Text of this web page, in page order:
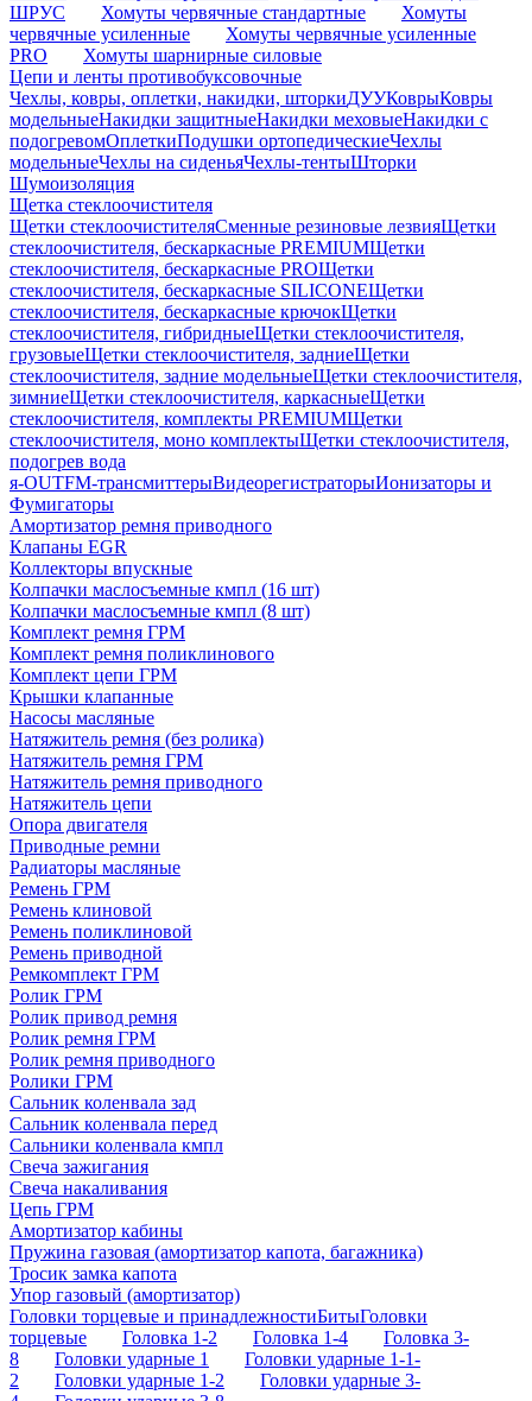
ШРУС
Хомуты червячные стандартные
Хомуты
червячные усиленные
Хомуты червячные усиленные
PRO
Хомуты шарнирные силовые
Цепи и ленты противобуксовочные
Чехлы, ковры, оплетки, накидки, шторкиДУУКоврыКовры
модельныеНакидки защитныеНакидки меховыеНакидки с
подогревомОплеткиПодушки ортопедическиеЧехлы
модельныеЧехлы на сиденьяЧехлы-тентыШторки
Шумоизоляция
Щетка стеклоочистителя
Щетки стеклоочистителяСменные резиновые лезвияЩетки
стеклоочистителя, бескаркасные PREMIUMЩетки
стеклоочистителя, бескаркасные PROЩетки
стеклоочистителя, бескаркасные SILICONEЩетки
стеклоочистителя, бескаркасные крючокЩетки
стеклоочистителя, гибридныеЩетки стеклоочистителя,
грузовыеЩетки стеклоочистителя, задниеЩетки
стеклоочистителя, задние модельныеЩетки стеклоочистителя,
зимниеЩетки стеклоочистителя, каркасныеЩетки
стеклоочистителя, комплекты PREMIUMЩетки
стеклоочистителя, моно комплектыЩетки стеклоочистителя,
подогрев вода
я-OUTFM-трансмиттерыВидеорегистраторыИонизаторы и
Фумигаторы
Амортизатор ремня приводного
Клапаны EGR
Коллекторы впускные
Колпачки маслосъемные кмпл (16 шт)
Колпачки маслосъемные кмпл (8 шт)
Комплект ремня ГРМ
Комплект ремня поликлинового
Комплект цепи ГРМ
Крышки клапанные
Насосы масляные
Натяжитель ремня (без ролика)
Натяжитель ремня ГРМ
Натяжитель ремня приводного
Натяжитель цепи
Опора двигателя
Приводные ремни
Радиаторы масляные
Ремень ГРМ
Ремень клиновой
Ремень поликлиновой
Ремень приводной
Ремкомплект ГРМ
Ролик ГРМ
Ролик привод ремня
Ролик ремня ГРМ
Ролик ремня приводного
Ролики ГРМ
Сальник коленвала зад
Сальник коленвала перед
Сальники коленвала кмпл
Свеча зажигания
Свеча накаливания
Цепь ГРМ
Амортизатор кабины
Пружина газовая (амортизатор капота, багажника)
Тросик замка капота
Упор газовый (амортизатор)
Головки торцевые и принадлежностиБитыГоловки
торцевые
Головка 1-2 Головка 1-4
Головка 3-
8
Головки ударные 1
Головки ударные 1-1-
2
Головки ударные 1-2
Головки ударные 3-